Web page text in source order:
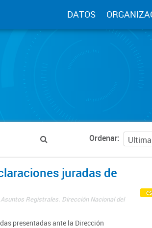
DATOS
Ordenar
juradas de
Registrales. Dirección Nacional del
presentadas ante la Dirección